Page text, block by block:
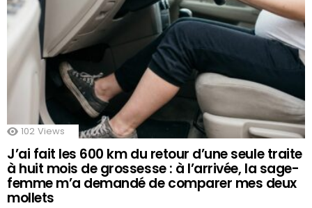
102 Views
J’ai fait les 600 km du retour d’une seule traite
à huit mois de grossesse : à l’arrivée, la sage-
femme m’a demandé de comparer mes deux
mollets